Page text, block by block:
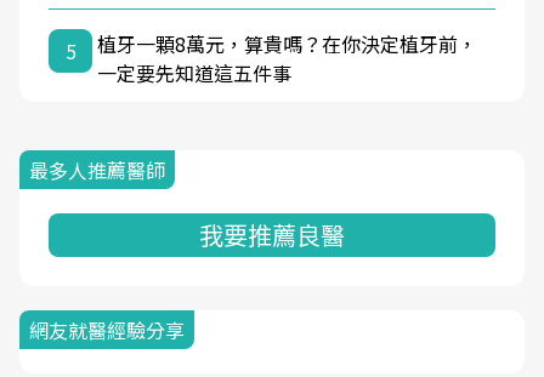
5
植牙一顆8萬元，算貴嗎？在你決定植牙前，
一定要先知道這五件事
最多人推薦醫師
我要推薦良醫
網友就醫經驗分享